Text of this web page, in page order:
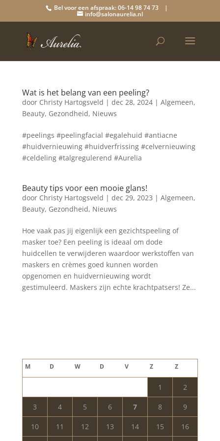
Bel voor een afspraak: 06-14 98 74 73 |
info@salonaurelia.nl
Wat is het belang van een peeling?
door Christy Hartogsveld | dec 28, 2024| Algemeen,
Beauty, Gezondheid, Nieuws
#peelings #peelingfacial #egalehuid #antiacne
#huidvernieuwing #huidverfrissing #celvernieuwing
#celdeling #talgregulerend #Aurelia
Beauty tips voor een mooie glans!
door Christy Hartogsveld | dec 29, 2023 | Algemeen,
Beauty, Gezondheid, Nieuws
Hoe vaak pas jij eigenlijk een gezichtspeeling of
masker toe? Een peeling is ideaal om dode
huidcellen te verwijderen waardoor werkstoffen van
maskers en crèmes goed kunnen worden
opgenomen en huidvernieuwing wordt
gestimuleerd. Maskers zijn echte krachtpatsers! Ze...
M D W D V Z Z
1 2
3 4 5 6 7 8 9
10 11 12 13 14 15 16